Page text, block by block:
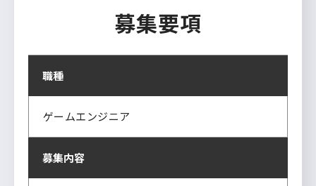
募集要項
職種
ゲームエンジニア
募集内容